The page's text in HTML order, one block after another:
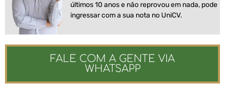
últimos 10 anos e não reprovou em nada, pode
ingressar com a sua nota no UniCV.
FALE COM A GENTE VIA
WHATSAPP